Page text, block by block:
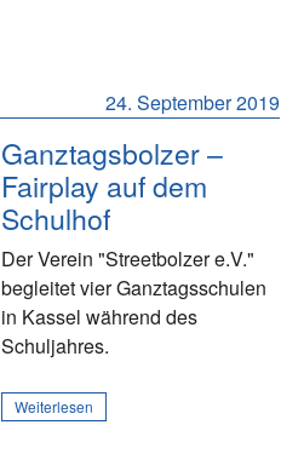
24. September 2019
Ganztagsbolzer –
Fairplay auf dem
Schulhof
Der Verein "Streetbolzer e.V."
begleitet vier Ganztagsschulen
in Kassel während des
Schuljahres.
Weiterlesen